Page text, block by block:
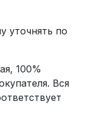
уточнять по
100%
Вся